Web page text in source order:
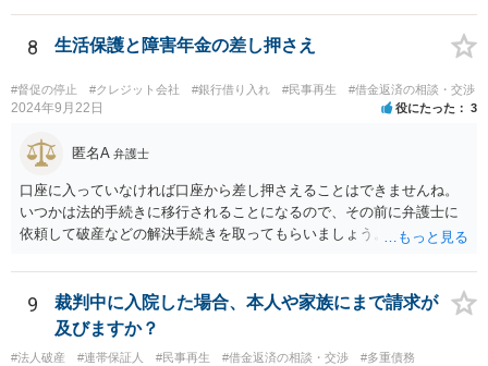
クリアできるか（具体的には負債総額の過半数を占める債権者がいる
かどうか、債権者が力を合わせて不同意に持っていく可能性がないか
どうか）が問題でしょう。公開の相談では詳しい事情がわかりません
ので、弁護士へ直接相談した方がよいと思います。
8 生活保護と障害年金の差し押さえ
#督促の停止 #クレジット会社 #銀行借り入れ #民事再生 #借金返済の相談・交渉
2024年9月22日 役にたった 3
匿名A 弁護士
口座に入っていなければ口座から差し押さえることはできませんね。
いつかは法的手続きに移行されることになるので、その前に弁護士に
依頼して破産などの解決手続きを取ってもらいましょう。
9
裁判中に入院した場合、本人や家族にまで請求が
及びますか？
#法人破産 #連帯保証人 #民事再生 #借金返済の相談・交渉 #多重債務